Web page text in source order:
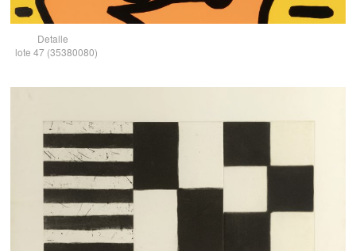
Detalle
lote 47 (35380080)